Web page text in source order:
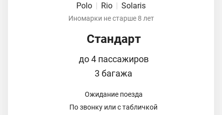
Polo | Rio | Solaris
Иномарки не старше 8 лет
Стандарт
до 4 пассажиров
3 багажа
Ожидание поезда
По звонку или с табличкой